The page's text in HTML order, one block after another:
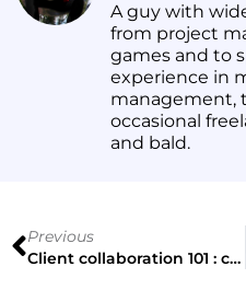
A guy with
from project
games and to
experience in
management,
occasional
and bald.
Previous
Client collaboration 101 : comment faire réellement utiliser un outil de relecture aux clients